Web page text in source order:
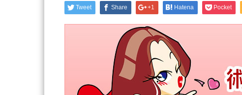
Tweet Share +1 Hatena Pocket